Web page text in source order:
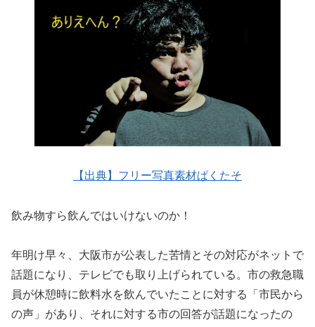
【出典】フリー写真素材ぱくたそ
飲み物すら飲んではいけないのか！
年明け早々、大阪市が公表した苦情とその対応がネットで
話題になり、テレビでも取り上げられている。市の救急職
員が休憩時に飲料水を飲んでいたことに対する「市民から
の声」があり、それに対する市の回答が話題になったの